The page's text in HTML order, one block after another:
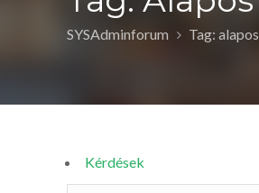
SYSAdminforum Tag: alapos
Kérdések